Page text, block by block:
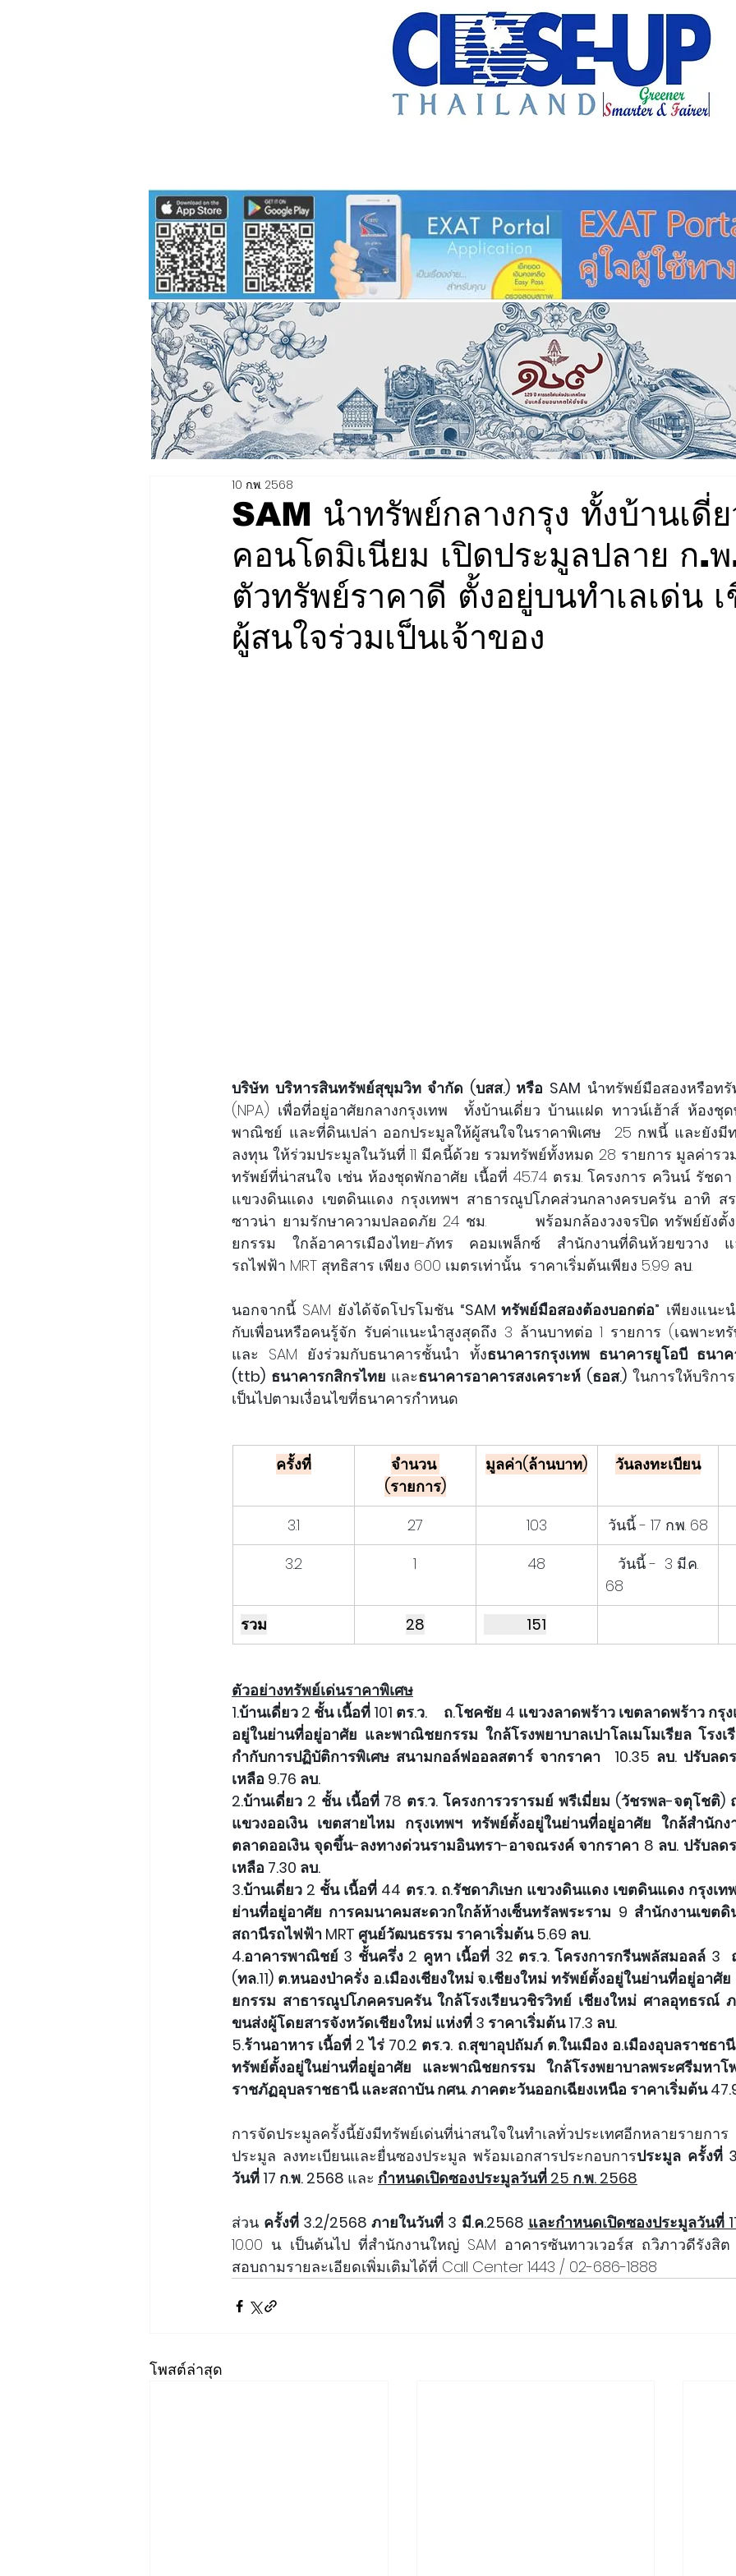
SAM นำทรัพย์กลางกรุง ทั้งบ้านเดี่ย
คอนโดมิเนียม เปิดประมูลปลาย ก.
ตัวทรัพย์ราคาดี ตั้งอยู่บนทำเลเด่น
ผู้สนใจร่วมเป็นเจ้าของ
10 ก.พ. 2568
บริษัท บริหารสินทรัพย์สุขุมวิท จำกัด (บสส.) หรือ SAM นำทรัพย์มือสองหรือท
(NPA) เพื่อที่อยู่อาศัยกลางกรุงเทพ  ทั้งบ้านเดี่ยว บ้านแฝด ทาวน์เฮ้าส์ ห้องชุ
พาณิชย์ และที่ดินเปล่า ออกประมูลให้ผู้สนใจในราคาพิเศษ  25 ก.พ.นี้ และยังมี
ลงทุน ให้ร่วมประมูลในวันที่ 11 มี.ค.นี้ด้วย รวมทรัพย์ทั้งหมด 28 รายการ มูลค่ารวม
ทรัพย์ที่น่าสนใจ เช่น ห้องชุดพักอาศัย เนื้อที่ 45.74 ตร.ม. โครงการ ควินน์ รัชดา
แขวงดินแดง เขตดินแดง กรุงเทพฯ สาธารณูปโภคส่วนกลางครบครัน อาทิ ส
ซาวน่า ยามรักษาความปลอดภัย 24 ชม.        พร้อมกล้องวงจรปิด ทรัพย์ยัง
ยกรรม ใกล้อาคารเมืองไทย-ภัทร คอมเพล็กซ์ สำนักงานที่ดินห้วยขวาง แ
รถไฟฟ้า MRT สุทธิสาร เพียง 600 เมตรเท่านั้น  ราคาเริ่มต้นเพียง 5.99 ลบ.
นอกจากนี้ SAM ยังได้จัดโปรโมชัน “SAM ทรัพย์มือสองต้องบอกต่อ” เพียงแนะ
กับเพื่อนหรือคนรู้จัก รับค่าแนะนำสูงสุดถึง 3 ล้านบาทต่อ 1 รายการ (เฉพาะทรั
และ SAM ยังร่วมกับธนาคารชั้นนำ ทั้งธนาคารกรุงเทพ ธนาคารยูโอบี ธนา
(ttb) ธนาคารกสิกรไทย และธนาคารอาคารสงเคราะห์ (ธอส.) ในการให้บริกา
เป็นไปตามเงื่อนไขที่ธนาคารกำหนด
ครั้งที่
จำนวน
(รายการ)
มูลค่า(ล้านบาท) วันลงทะเบียน
3.1 27 103 วันนี้ - 17 ก.พ. 68
3.2
1 48
วันนี้ -  3 มี.ค.
68
รวม 28 151
ตัวอย่างทรัพย์เด่นราคาพิเศษ
1.บ้านเดี่ยว 2 ชั้น เนื้อที่ 101 ตร.ว.     ถ.โชคชัย 4 แขวงลาดพร้าว เขตลาดพร้าว กรุงเ
อยู่ในย่านที่อยู่อาศัย และพาณิชยกรรม ใกล้โรงพยาบาลเปาโลเมโมเรียล โรงเ
กำกับการปฏิบัติการพิเศษ สนามกอล์ฟออลสตาร์ จากราคา  10.35 ลบ. ปรับลด
เหลือ 9.76 ลบ.
2.บ้านเดี่ยว 2 ชั้น เนื้อที่ 78 ตร.ว. โครงการวรารมย์ พรีเมี่ยม (วัชรพล-จตุ
แขวงออเงิน เขตสายไหม กรุงเทพฯ ทรัพย์ตั้งอยู่ในย่านที่อยู่อาศัย ใกล้สำนักง
ตลาดออเงิน จุดขึ้น-ลงทางด่วนรามอินทรา-อาจณรงค์ จากราคา 8 ลบ. ปรับลด
เหลือ 7.30 ลบ.
3.บ้านเดี่ยว 2 ชั้น เนื้อที่ 44 ตร.ว. ถ.รัชดาภิเษก แขวงดินแดง เขตดินแดง กรุงเ
ย่านที่อยู่อาศัย การคมนาคมสะดวกใกล้ห้างเซ็นทรัลพระราม 9 สำนักงานเ
สถานีรถไฟฟ้า MRT ศูนย์วัฒนธรรม ราคาเริ่มต้น 5.69 ลบ.
4.อาคารพาณิชย์ 3 ชั้นครึ่ง 2 คูหา เนื้อที่ 32 ตร.ว. โครงการกรีนพลัสมอลล์ 3  ถ
(ทล.11) ต.หนองป่าครั่ง อ.เมืองเชียงใหม่ จ.เชียงใหม่ ทรัพย์ตั้งอยู่ในย่านที่อยู่อาศัย แ
ยกรรม สาธารณูปโภคครบครัน ใกล้โรงเรียนวชิรวิทย์ เชียงใหม่ ศาลอุทธรณ์
ขนส่งผู้โดยสารจังหวัดเชียงใหม่ แห่งที่ 3 ราคาเริ่มต้น 17.3 ลบ.
5.ร้านอาหาร เนื้อที่ 2 ไร่ 70.2 ตร.ว. ถ.สุขาอุปถัมภ์ ต.ในเมือง อ.เมืองอุบลราชธา
ทรัพย์ตั้งอยู่ในย่านที่อยู่อาศัย และพาณิชยกรรม ใกล้โรงพยาบาลพระศรีมหา
ราชภัฏอุบลราชธานี และสถาบัน กศน. ภาคตะวันออกเฉียงเหนือ ราคาเริ่มต้น
การจัดประมูลครั้งนี้ยังมีทรัพย์เด่นที่น่าสนใจในทำเลทั่วประเทศอีกหลายรายกา
ประมูล ลงทะเบียนและยื่นซองประมูล พร้อมเอกสารประกอบการประมูล ครั้งที่
วันที่ 17 ก.พ. 2568 และ กำหนดเปิดซองประมูลวันที่ 25 ก.พ. 2568
ส่วน ครั้งที่ 3.2/2568 ภายในวันที่ 3 มี.ค.2568 และกำหนดเปิดซองประมูลวันที่
10.00 น. เป็นต้นไป ที่สำนักงานใหญ่ SAM อาคารซันทาวเวอร์ส ถ.วิภาวดีรังสิ
สอบถามรายละเอียดเพิ่มเติมได้ที่ Call Center 1443 / 02-686-1888
โพสต์ล่าสุด